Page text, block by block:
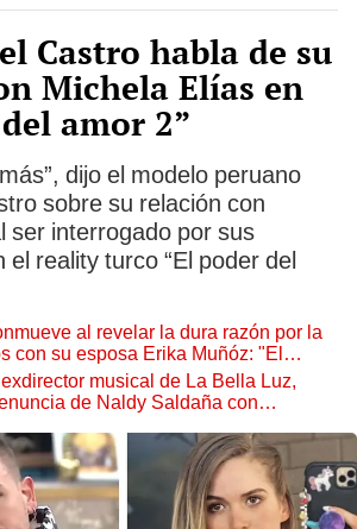
Castro habla de su
Michela Elías en
amor 2”
dijo el modelo peruano
sobre su relación con
ser interrogado por sus
reality turco “El poder del
al revelar la dura razón por la
con su esposa Erika Muñóz: "El
musical de La Bella Luz,
de Naldy Saldaña con